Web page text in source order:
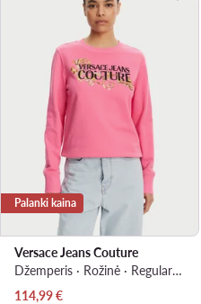
Palanki kaina
Versace Jeans Couture
Džemperis · Rožinė · Regular Fit
Dabartinė kaina
114,99€